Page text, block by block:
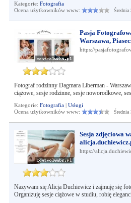
Kategorie: Fotografia
Ocena użytkowników www:
Średnia
Pasja
Warszawa,
https://
Fotograf rodzinny Dagmara Liberman -
ciążowe, sesje rodzinne, sesje noworodkowe,
Kategorie: Fotografia| Usługi
Ocena użytkowników www:
Średnia
Sesja zdjęciowa
https://
Nazywam się Alicja Duchiewicz i zajmuję się
Organizuję sesje ciążowe w studiu, robię